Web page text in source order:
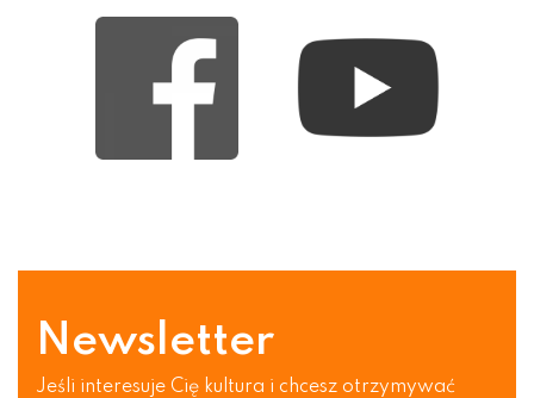
Newsletter
Jeśli interesuje Cię kultura i chcesz otrzymywać